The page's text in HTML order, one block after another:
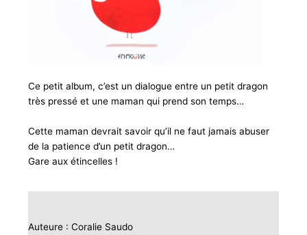
Ce petit album, c’est un dialogue entre un petit dragon
très pressé et une maman qui prend son temps…
Cette maman devrait savoir qu’il ne faut jamais abuser
de la patience d’un petit dragon…
Gare aux étincelles !
Auteure : Coralie Saudo